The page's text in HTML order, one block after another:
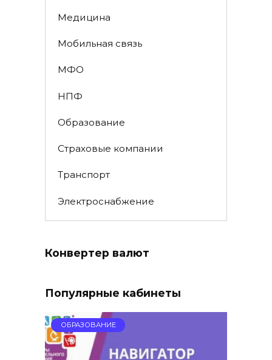
Медицина
Мобильная связь
МФО
НПФ
Образование
Страховые компании
Транспорт
Электроснабжение
Конвертер валют
Популярные кабинеты
ОБРАЗОВАНИЕ